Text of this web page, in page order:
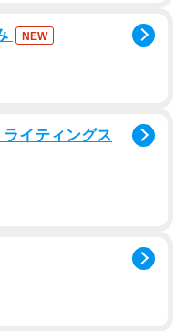
NEW
イティングス